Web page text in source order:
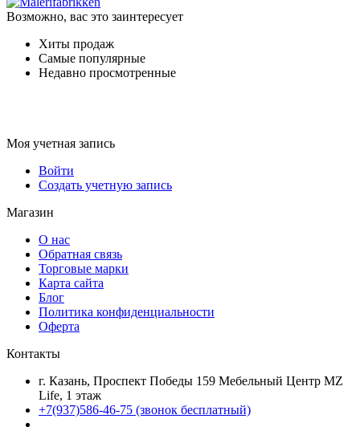
Возможно, вас это заинтересует
Хиты продаж
Самые популярные
Недавно просмотренные
Моя учетная запись
Войти
Создать учетную запись
Магазин
О нас
Обратная связь
Торговые марки
Карта сайта
Блог
Политика конфиденциальности
Оферта
Контакты
г. Казань, Проспект Победы 159 Мебельный Центр MZ
Life, 1 этаж
+7(937)586-46-75 (звонок бесплатный)